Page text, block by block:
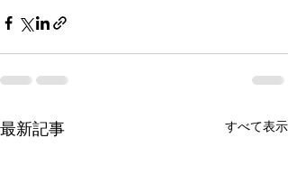
最新記事 すべて表示